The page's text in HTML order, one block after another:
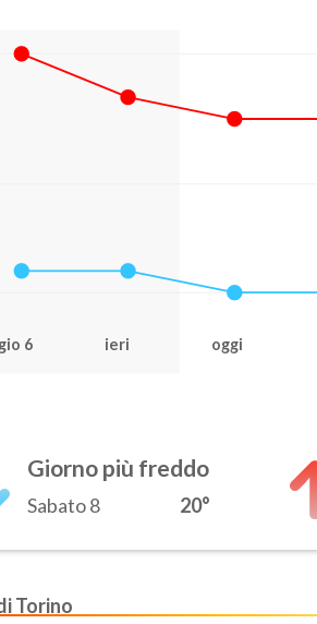
gio 6 ieri oggi
Giorno più freddo
Sabato 8 20°
Torino